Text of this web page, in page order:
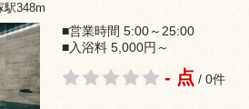
駅348m
■営業時間 5:00～25:00
■入浴料 5,000円～
- 点 / 0件